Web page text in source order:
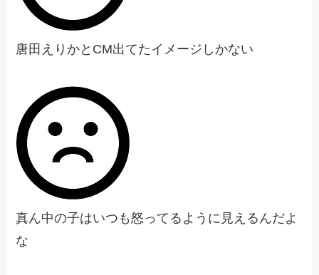
唐田えりかとCM出てたイメージしかない
真ん中の子はいつも怒ってるように見えるんだよ
な